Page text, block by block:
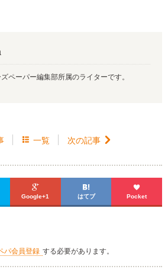
ペーパー編集部所属のライターです。
 一覧 次の記事 

Google+1

はてブ

Pocket
パ会員登録 する必要があります。